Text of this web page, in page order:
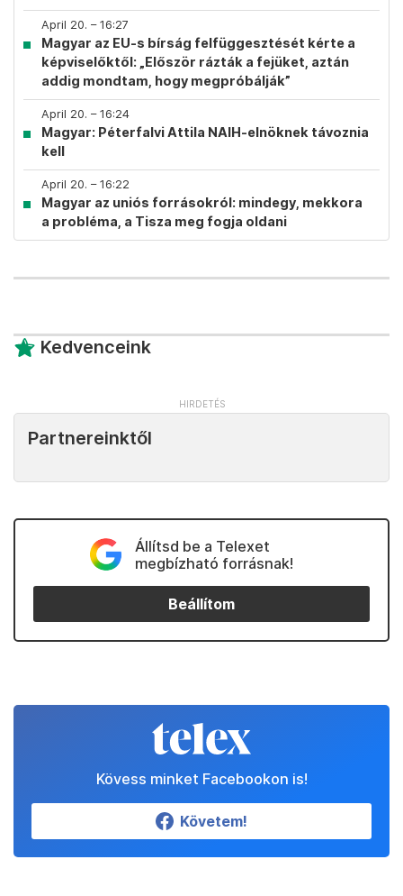
April 20. – 16:27
Magyar az EU-s bírság felfüggesztését kérte a
képviselőktől: „Először rázták a fejüket, aztán
addig mondtam, hogy megpróbálják”
April 20. – 16:24
Magyar: Péterfalvi Attila NAIH-elnöknek távoznia
kell
April 20. – 16:22
Magyar az uniós forrásokról: mindegy, mekkora
a probléma, a Tisza meg fogja oldani
Kedvenceink
Partnereinktől
Állítsd be a Telexet
megbízható forrásnak!
Beállítom
Kövess minket Facebookon is!
Követem!